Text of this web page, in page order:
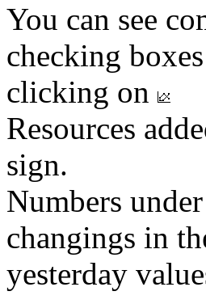
You can see
checking
clicking on
Resources
sign.
Numbers
changings in
yesterday